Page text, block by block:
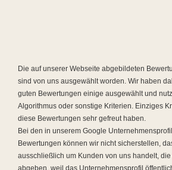
Die auf unserer Webseite abgebildeten
sind von uns ausgewählt worden. Wir haben
guten Bewertungen einige ausgewählt und
Algorithmus oder sonstige Kriterien. Einziges
diese Bewertungen sehr gefreut haben.
Bei den in unserem Google
Bewertungen können wir nicht sicherstellen,
ausschließlich um Kunden von uns handelt,
abgeben, weil das Unternehmensprofil